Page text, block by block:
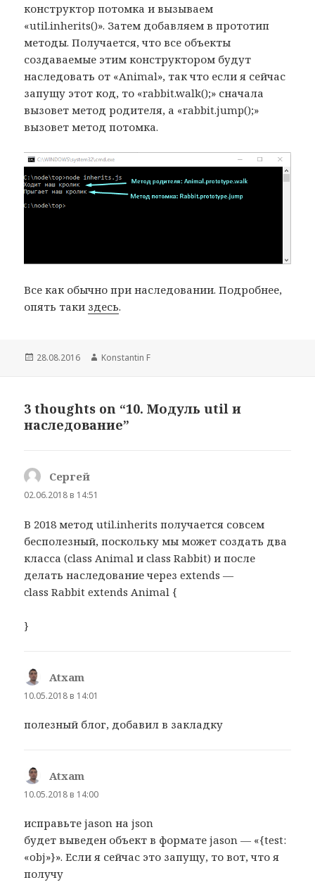
конструктор потомка и вызываем
«util.inherits()». Затем добавляем в прототип
методы. Получается, что все объекты
создаваемые этим конструктором будут
наследовать от «Animal», так что если я сейчас
запущу этот код, то «rabbit.walk();» сначала
вызовет метод родителя, а «rabbit.jump();»
вызовет метод потомка.
Все как обычно при наследовании. Подробнее,
опять таки здесь.
Опубликовано
28.08.2016 Автор
Konstantin F
3 thoughts on “10. Модуль util и
наследование”
Сергей
02.06.2018 в 14:51
В 2018 метод util.inherits получается совсем
бесполезный, поскольку мы может создать два
класса (class Animal и class Rabbit) и после
делать наследование через extends —
class Rabbit extends Animal {
}
Atxam
10.05.2018 в 14:01
полезный блог, добавил в закладку
Atxam
10.05.2018 в 14:00
исправьте jason на json
будет выведен объект в формате jason — «{test:
«obj»}». Если я сейчас это запущу, то вот, что я
получу